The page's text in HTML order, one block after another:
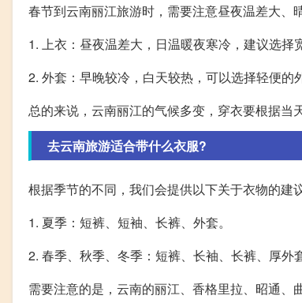
春节到云南丽江旅游时，需要注意昼夜温差大、
1. 上衣：昼夜温差大，日温暖夜寒冷，建议选择
2. 外套：早晚较冷，白天较热，可以选择轻便的
总的来说，云南丽江的气候多变，穿衣要根据当
去云南旅游适合带什么衣服?
根据季节的不同，我们会提供以下关于衣物的建
1. 夏季：短裤、短袖、长裤、外套。
2. 春季、秋季、冬季：短裤、长袖、长裤、厚外套
需要注意的是，云南的丽江、香格里拉、昭通、